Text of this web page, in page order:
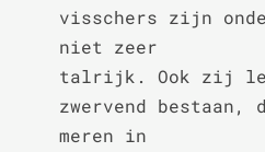
visschers zijn
niet zeer
talrijk. Ook zij
zwervend bestaan,
meren in